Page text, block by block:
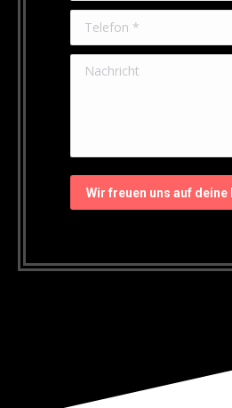
Telefon *
Nachricht
Wir freuen uns auf deine